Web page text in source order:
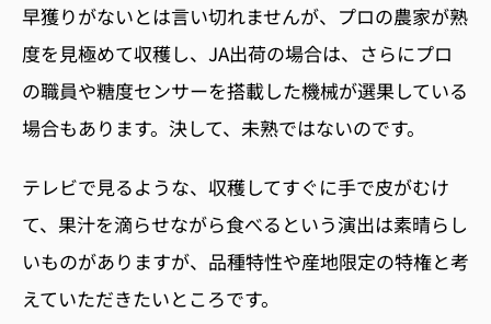
早獲りがないとは言い切れませんが、プロの農家が熟
度を見極めて収穫し、JA出荷の場合は、さらにプロ
の職員や糖度センサーを搭載した機械が選果している
場合もあります。決して、未熟ではないのです。
テレビで見るような、収穫してすぐに手で皮がむけ
て、果汁を滴らせながら食べるという演出は素晴らし
いものがありますが、品種特性や産地限定の特権と考
えていただきたいところです。